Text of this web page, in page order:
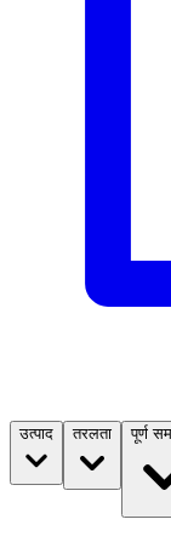
उत्पाद तरलता पूर्ण